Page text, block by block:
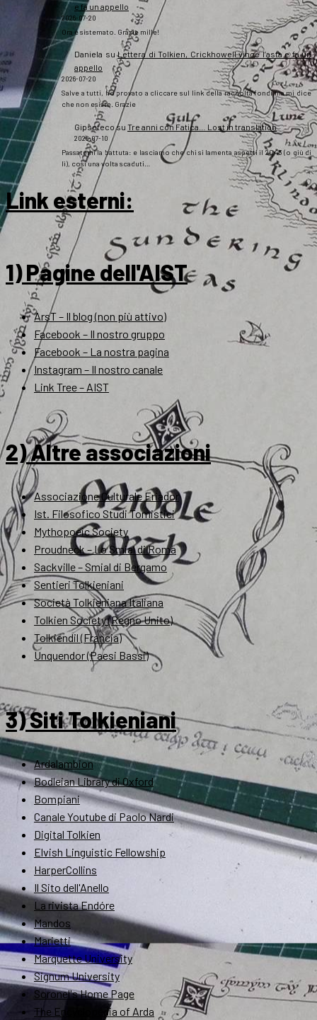
e fa un appello
2026-07-20
Ora è sistemato. Grazie mille!
Daniela suLettera di Tolkien, Crickhowell vince l’asta e fa un
appello
2026-07-20
Salve a tutti, ho provato a cliccare sul link della raccolta fondi ma mi dice
che non esiste. Grazie
Gipsotecosu Tre anni con Fatica… Lost in translation
2026-07-10
Passatemi la battuta: e lasciamo che chi si lamenta aspetti il 2043 (o giù di
lì), così una volta scaduti…
Link esterni:
1) Pagine dell'AIST
ArsT – Il blog (non più attivo)
Facebook – Il nostro gruppo
Facebook – La nostra pagina
Instagram – Il nostro canale
Link Tree – AIST
2) Altre associazioni
Associazione Culturale Eriador
Ist. Filosofico Studi Tomistici
Mythopoeic Society
Proudneck – Lo Smial di Roma
Sackville – Smial di Bergamo
Sentieri Tolkieniani
Società Tolkieniana Italiana
Tolkien Society (Regno Unito)
Tolkiendil (Francia)
Unquendor (Paesi Bassi)
3) Siti Tolkieniani
Ardalambion
Bodleian Library di Oxford
Bompiani
Canale Youtube di Paolo Nardi
Digital Tolkien
Elvish Linguistic Fellowship
HarperCollins
Il Sito dell'Anello
La rivista Endóre
Mandos
Marietti
Marquette University
Signum University
Soronel's Home Page
The Encyclopedia of Arda